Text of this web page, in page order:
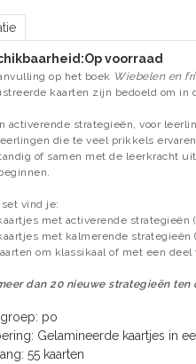
Op voorraad
op het boek Wiebelen en
kaarten zijn bedoeld om in
activerende strategieën, voor
die te veel prikkels
of samen met de leerkracht
set vind je:
met activerende strategieën
met kalmerende strategieën
om klassikaal of met een
dan 20 nieuwe strategieën
po
Gelamineerde kaartjes in
55 kaarten